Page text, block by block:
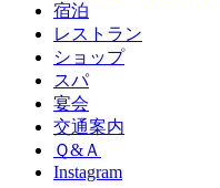
宿泊
レストラン
ショップ
スパ
宴会
交通案内
Ｑ&Ａ
Instagram